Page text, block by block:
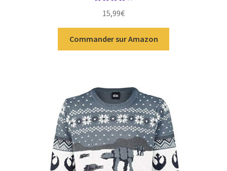
sur 5
15,99€
Commander sur Amazon